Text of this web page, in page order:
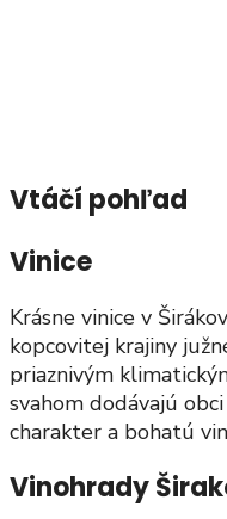
Vtáčí pohľad
Vinice
Krásne vinice v
kopcovitej krajiny
priaznivým
svahom dodávajú
charakter a bohatú
Vinohrady